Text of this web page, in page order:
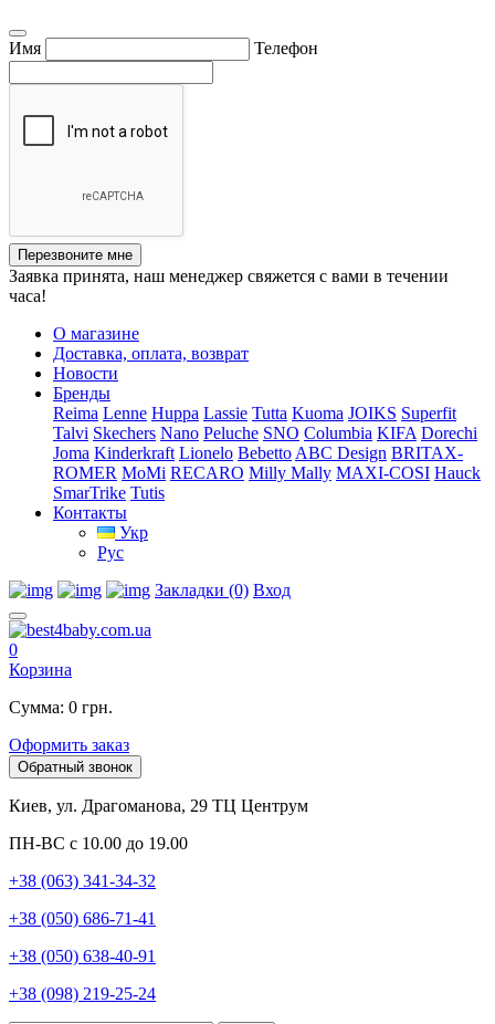
Имя Телефон
Перезвоните мне
Заявка принята, наш менеджер свяжется с вами в течении
часа!
О магазине
Доставка, оплата, возврат
Новости
Бренды
Reima Lenne Huppa Lassie Tutta Kuoma JOIKS Superfit
Talvi Skechers Nano Peluche SNO Columbia KIFA Dorechi
Joma Kinderkraft Lionelo Bebetto ABC Design BRITAX-
ROMER MoMi RECARO Milly Mally MAXI-COSI Hauck
SmarTrike Tutis
Контакты
Укр
Рус
Закладки (0) Вход
0
Корзина
Сумма: 0 грн.
Оформить заказ
Обратный звонок
Киев, ул. Драгоманова, 29 ТЦ Центрум
ПН-ВС с 10.00 до 19.00
+38 (063) 341-34-32
+38 (050) 686-71-41
+38 (050) 638-40-91
+38 (098) 219-25-24